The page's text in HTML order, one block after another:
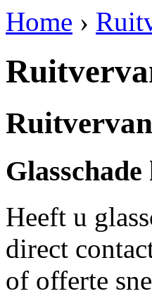
Home ›
Heeft u
direct
of offerte